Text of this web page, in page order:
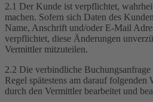
2.1 Der Kunde ist verpflichtet,
machen. Sofern sich Daten des
Name, Anschrift und/oder E-Mail
verpflichtet, diese Änderungen
Vermittler mitzuteilen.
2.2 Die verbindliche
Regel spätestens am darauf folgenden
durch den Vermittler bearbeitet und